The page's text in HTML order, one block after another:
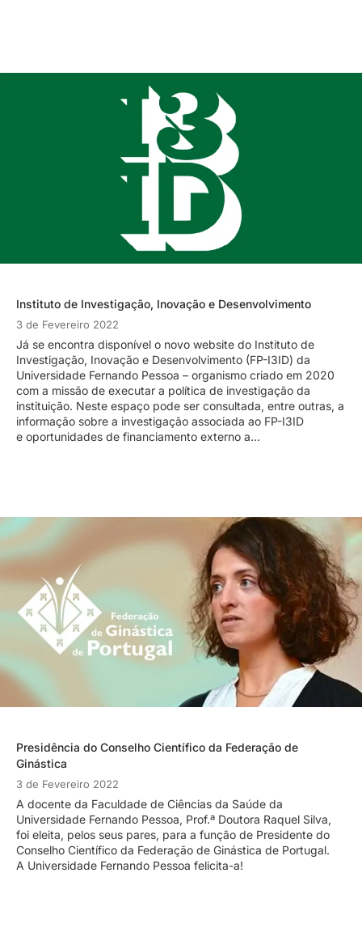
Instituto de Investigação, Inovação e Desenvolvimento
3 de Fevereiro 2022
Já se encontra disponível o novo website do Instituto de
Investigação, Inovação e Desenvolvimento (FP-I3ID) da
Universidade Fernando Pessoa – organismo criado em 2020
com a missão de executar a política de investigação da
instituição. Neste espaço pode ser consultada, entre outras, a
informação sobre a investigação associada ao FP-I3ID
e oportunidades de financiamento externo a…
Presidência do Conselho Científico da Federação de
Ginástica
3 de Fevereiro 2022
A docente da Faculdade de Ciências da Saúde da
Universidade Fernando Pessoa, Prof.ª Doutora Raquel Silva,
foi eleita, pelos seus pares, para a função de Presidente do
Conselho Científico da Federação de Ginástica de Portugal.
A Universidade Fernando Pessoa felicita-a!